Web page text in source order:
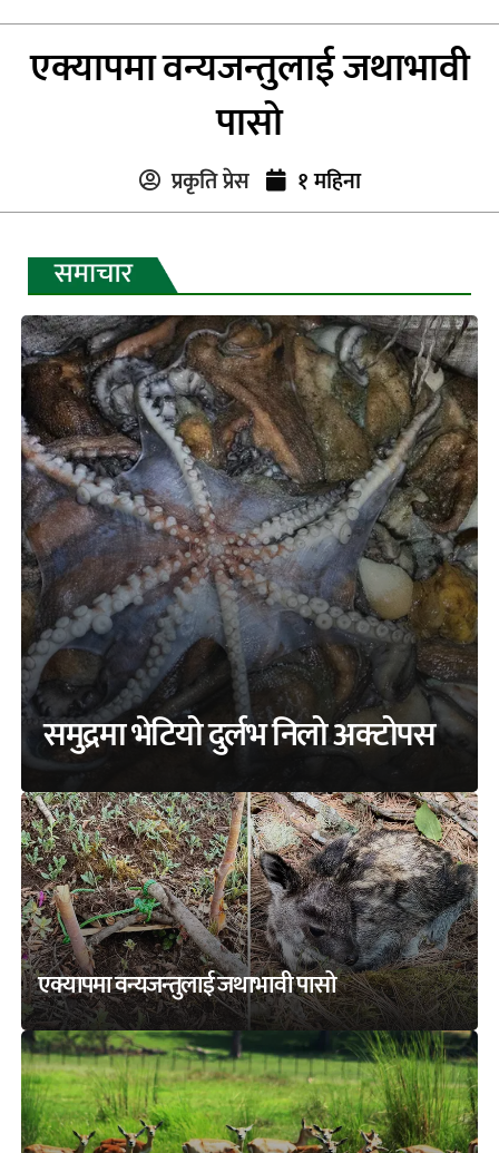
एक्यापमा वन्यजन्तुलाई जथाभावी
पासो
प्रकृति प्रेस १ महिना
समुद्रमा भेटियो दुर्लभ निलो अक्टोपस
एक्यापमा वन्यजन्तुलाई जथाभावी पासो